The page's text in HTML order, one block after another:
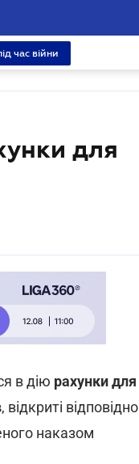
час війни
для
в дію рахунки для
, відкриті відповідно
наказом